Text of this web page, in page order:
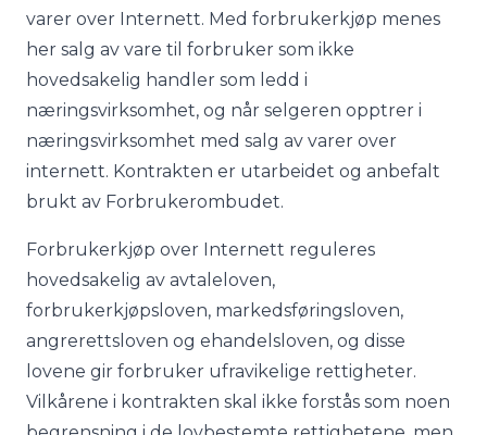
varer over Internett. Med forbrukerkjøp menes
her salg av vare til forbruker som ikke
hovedsakelig handler som ledd i
næringsvirksomhet, og når selgeren opptrer i
næringsvirksomhet med salg av varer over
internett. Kontrakten er utarbeidet og anbefalt
brukt av Forbrukerombudet.
Forbrukerkjøp over Internett reguleres
hovedsakelig av avtaleloven,
forbrukerkjøpsloven, markedsføringsloven,
angrerettsloven og ehandelsloven, og disse
lovene gir forbruker ufravikelige rettigheter.
Vilkårene i kontrakten skal ikke forstås som noen